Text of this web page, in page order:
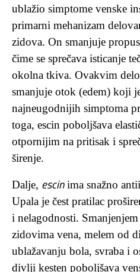
ublažio simptome venske
primarni mehanizam
zidova. On smanjuje
čime se sprečava isticanje
okolna tkiva. Ovakvim
smanjuje otok (edem) koji
najneugodnijih simptoma
toga, escin poboljšava
otpornijim na pritisak i
širenje.
Dalje, escinima snažno
Upala je čest pratilac
i nelagodnosti.
zidovima vena, melem od
ublažavanju bola, svraba i
divlji kesten poboljšava